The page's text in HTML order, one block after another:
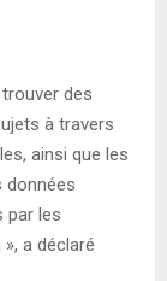
des
à travers
ainsi que les
données
par les
a déclaré